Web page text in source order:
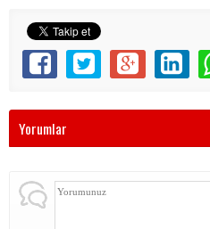
Yorumlar